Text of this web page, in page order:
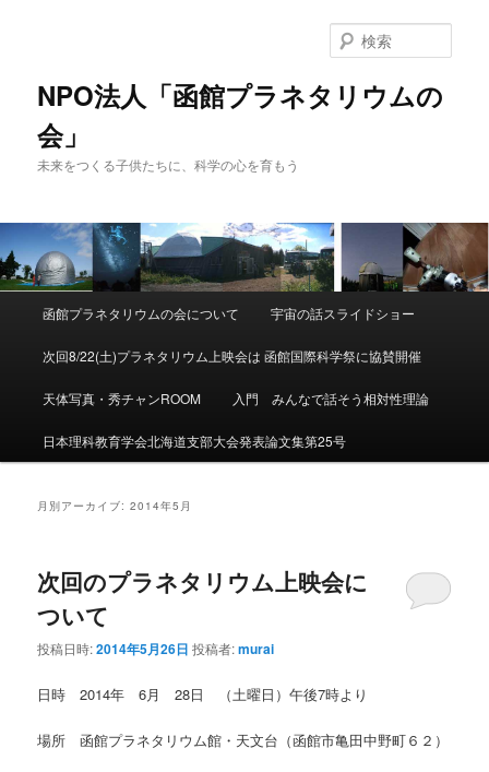
NPO法人「函館プラネタリウムの
会」
未来をつくる子供たちに、科学の心を育もう
索
メ
イ
ン
コ
ン
ン
ツ
へ
移
サ
ブ
コ
ン
テ
ツ
へ
移
動
函館プラネタリウムの会について 宇宙の話スライドショー
次回8/22(土)プラネタリウム上映会は 函館国際科学祭に協賛開催
天体写真・秀チャンROOM 入門 みんなで話そう相対性理論
日本理科教育学会北海道支部大会発表論文集第25号
月別アーカイブ:2014年5月
次回のプラネタリウム上映会に
ついて
投稿日時:2014年5月26日 投稿者:murai
日時 2014年 6月 28日 （土曜日）午後7時より
場所 函館プラネタリウム館・天文台（函館市亀田中野町６２）